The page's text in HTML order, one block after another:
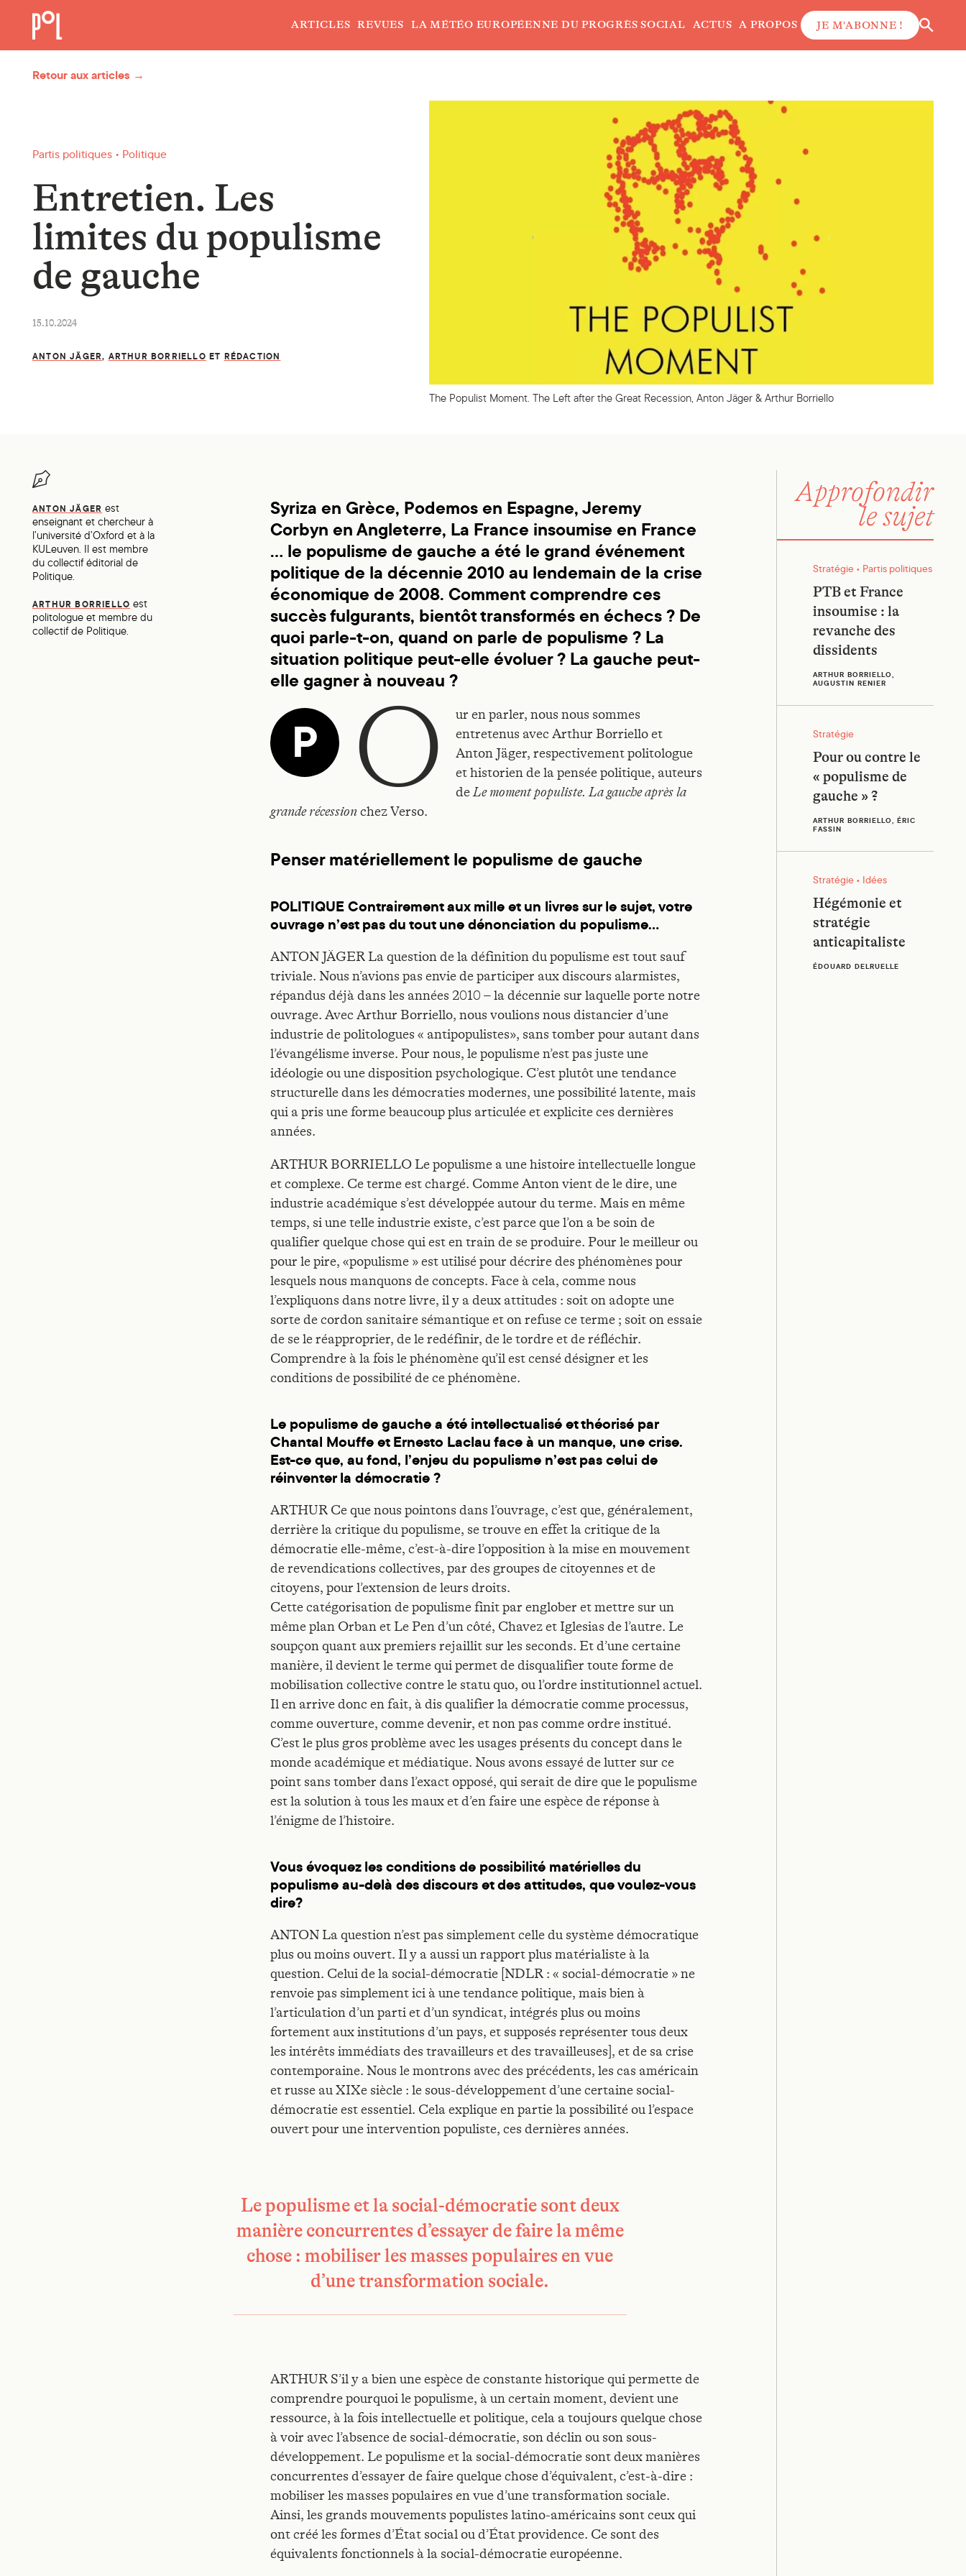
ARTICLES REVUES LA MÉTÉO EUROPÉENNE DU PROGRÈS SOCIAL ACTUS A PROPOS JE M'ABONNE !
Retour aux articles →
Partis politiques • Politique
Entretien. Les
limites du populisme
de gauche
15.10.2024
ANTON JÄGER, ARTHUR BORRIELLO ET RÉDACTION
The Populist Moment. The Left after the Great Recession, Anton Jäger & Arthur Borriello
ANTON JÄGER est
enseignant et chercheur à
l’université d’Oxford et à la
KULeuven. Il est membre
du collectif éditorial de
Politique.
ARTHUR BORRIELLO est
politologue et membre du
collectif de Politique.
Syriza en Grèce, Podemos en Espagne, Jeremy
Corbyn en Angleterre, La France insoumise en France
… le populisme de gauche a été le grand événement
politique de la décennie 2010 au lendemain de la crise
économique de 2008. Comment comprendre ces
succès fulgurants, bientôt transformés en échecs ? De
quoi parle-t-on, quand on parle de populisme ? La
situation politique peut-elle évoluer ? La gauche peut-
elle gagner à nouveau ?
P o
ur en parler, nous nous sommes
entretenus avec Arthur Borriello et
Anton Jäger, respectivement politologue
et historien de la pensée politique, auteurs
deLe moment populiste. La gauche après la
grande récession chez Verso.
Penser matériellement le populisme de gauche
POLITIQUEContrairement aux mille et un livres sur le sujet, votre
ouvrage n’est pas du tout une dénonciation du populisme…
ANTON JÄGER La question de la définition du populisme est tout sauf
triviale. Nous n’avions pas envie de participer aux discours alarmistes,
répandus déjà dans les années 2010 – la décennie sur laquelle porte notre
ouvrage. Avec Arthur Borriello, nous voulions nous distancier d’une
industrie de politologues « antipopulistes», sans tomber pour autant dans
l’évangélisme inverse. Pour nous, le populisme n’est pas juste une
idéologie ou une disposition psychologique. C’est plutôt une tendance
structurelle dans les démocraties modernes, une possibilité latente, mais
qui a pris une forme beaucoup plus articulée et explicite ces dernières
années.
ARTHUR BORRIELLO Le populisme a une histoire intellectuelle longue
et complexe. Ce terme est chargé. Comme Anton vient de le dire, une
industrie académique s’est développée autour du terme. Mais en même
temps, si une telle industrie existe, c’est parce que l’on a be soin de
qualifier quelque chose qui est en train de se produire. Pour le meilleur ou
pour le pire, «populisme » est utilisé pour décrire des phénomènes pour
lesquels nous manquons de concepts. Face à cela, comme nous
l’expliquons dans notre livre, il y a deux attitudes : soit on adopte une
sorte de cordon sanitaire sémantique et on refuse ce terme ; soit on essaie
de se le réapproprier, de le redéfinir, de le tordre et de réfléchir.
Comprendre à la fois le phénomène qu’il est censé désigner et les
conditions de possibilité de ce phénomène.
Le populisme de gauche a été intellectualisé et théorisé par
Chantal Mouffe et Ernesto Laclau face à un manque, une crise.
Est-ce que, au fond, l’enjeu du populisme n’est pas celui de
réinventer la démocratie ?
ARTHUR Ce que nous pointons dans l’ouvrage, c’est que, généralement,
derrière la critique du populisme, se trouve en effet la critique de la
démocratie elle-même, c’est-à-dire l’opposition à la mise en mouvement
de revendications collectives, par des groupes de citoyennes et de
citoyens, pour l’extension de leurs droits.
Cette catégorisation de populisme finit par englober et mettre sur un
même plan Orban et Le Pen d’un côté, Chavez et Iglesias de l’autre. Le
soupçon quant aux premiers rejaillit sur les seconds. Et d’une certaine
manière, il devient le terme qui permet de disqualifier toute forme de
mobilisation collective contre le statu quo, ou l’ordre institutionnel actuel.
Il en arrive donc en fait, à dis qualifier la démocratie comme processus,
comme ouverture, comme devenir, et non pas comme ordre institué.
C’est le plus gros problème avec les usages présents du concept dans le
monde académique et médiatique. Nous avons essayé de lutter sur ce
point sans tomber dans l’exact opposé, qui serait de dire que le populisme
est la solution à tous les maux et d’en faire une espèce de réponse à
l’énigme de l’histoire.
Vous évoquez les conditions de possibilité matérielles du
populisme au-delà des discours et des attitudes, que voulez-vous
dire?
ANTON La question n’est pas simplement celle du système démocratique
plus ou moins ouvert. Il y a aussi un rapport plus matérialiste à la
question. Celui de la social-démocratie [NDLR : « social-démocratie » ne
renvoie pas simplement ici à une tendance politique, mais bien à
l’articulation d’un parti et d’un syndicat, intégrés plus ou moins
fortement aux institutions d’un pays, et supposés représenter tous deux
les intérêts immédiats des travailleurs et des travailleuses], et de sa crise
contemporaine. Nous le montrons avec des précédents, les cas américain
et russe au XIXe siècle : le sous-développement d’une certaine social-
démocratie est essentiel. Cela explique en partie la possibilité ou l’espace
ouvert pour une intervention populiste, ces dernières années.
Le populisme et la social-démocratie sont deux
manière concurrentes d’essayer de faire la même
chose : mobiliser les masses populaires en vue
d’une transformation sociale.
ARTHUR S’il y a bien une espèce de constante historique qui permette de
comprendre pourquoi le populisme, à un certain moment, devient une
ressource, à la fois intellectuelle et politique, cela a toujours quelque chose
à voir avec l’absence de social-démocratie, son déclin ou son sous-
développement. Le populisme et la social-démocratie sont deux manières
concurrentes d’essayer de faire quelque chose d’équivalent, c’est-à-dire :
mobiliser les masses populaires en vue d’une transformation sociale.
Ainsi, les grands mouvements populistes latino-américains sont ceux qui
ont créé les formes d’État social ou d’État providence. Ce sont des
équivalents fonctionnels à la social-démocratie européenne.
Approfondir
le sujet
Stratégie • Partis politiques
PTB et France
insoumise : la
revanche des
dissidents
ARTHUR BORRIELLO,
AUGUSTIN RENIER
Stratégie
Pour ou contre le
« populisme de
gauche » ?
ARTHUR BORRIELLO, ÉRIC
FASSIN
Stratégie • Idées
Hégémonie et
stratégie
anticapitaliste
ÉDOUARD DELRUELLE